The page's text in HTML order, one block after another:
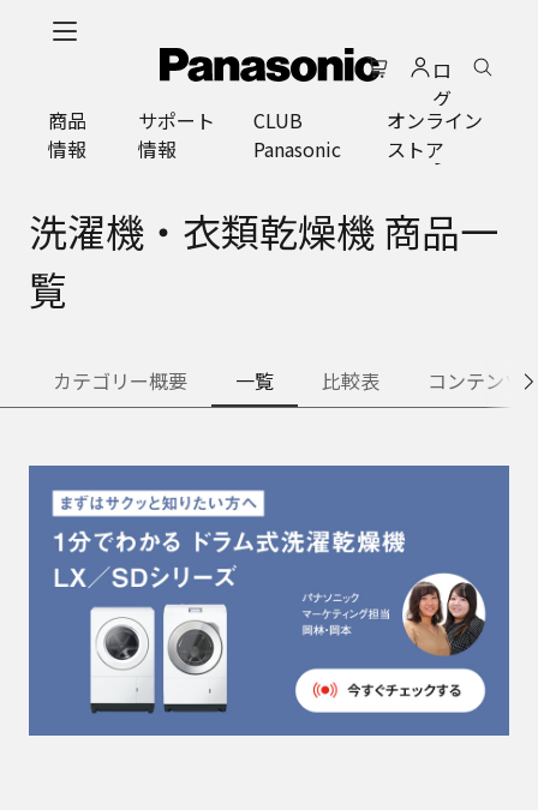
ロ
グ
イ
ン
商品
情報
サポート
情報
CLUB
Panasonic
オンライン
ストア
洗濯機・衣類乾燥機 商品一
覧
カテゴリー概要 一覧 比較表 コンテンツ